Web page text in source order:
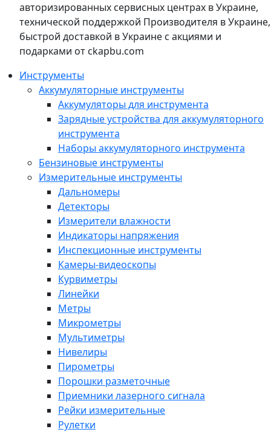
авторизированных сервисных центрах в Украине,
технической поддержкой Производителя в Украине,
быстрой доставкой в Украине с акциями и
подарками от ckapbu.com
Инструменты
Аккумуляторные инструменты
Аккумуляторы для инструмента
Зарядные устройства для аккумуляторного
инструмента
Наборы аккумуляторного инструмента
Бензиновые инструменты
Измерительные инструменты
Дальномеры
Детекторы
Измерители влажности
Индикаторы напряжения
Инспекционные инструменты
Камеры-видеоскопы
Курвиметры
Линейки
Метры
Микрометры
Мультиметры
Нивелиры
Пирометры
Порошки разметочные
Приемники лазерного сигнала
Рейки измерительные
Рулетки